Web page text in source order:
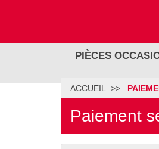
PIÈCES
ACCUEIL
Paiement